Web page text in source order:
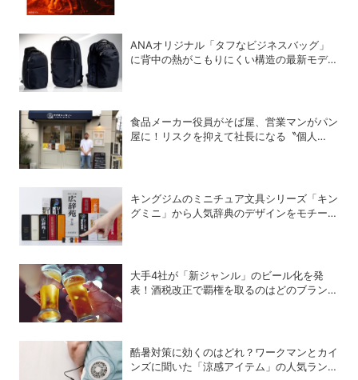
ANAオリジナル「タフなビジネスバッグ」
に背中の熱がこもりにくい構造の最新モデル
食品メーカー役員がそば屋、営業マンがパン
屋に！リスクを抑えて社長になる〝個人
キングジムのミニチュア文具シリーズ「キン
グミニ」から人気辞典のデザインをモチーフ
大手4社が「新ジャンル」のビール化を発
表！酒税改正で覇権を取るのはどのブランド
酷暑対策に効くのはどれ？ワークマンとカイ
ンズに聞いた「涼感アイテム」の人気ランキ